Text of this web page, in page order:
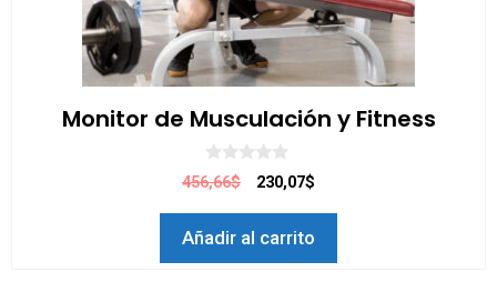
Monitor de Musculación y Fitness
0
d
456,66$ 230,07$
Añadir al carrito